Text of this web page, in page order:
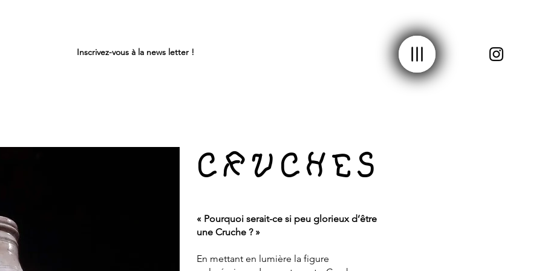
Inscrivez-vous à la news letter !
CRUCHES
« Pourquoi serait-ce si peu glorieux d’être
une Cruche ? »
En mettant en lumière la figure